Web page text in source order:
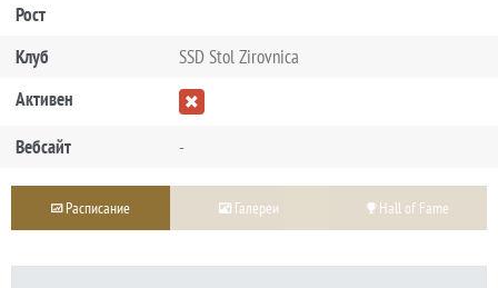
Рост
Клуб
SSD Stol Zirovnica
Активен
Вебсайт
-
Расписание Галереи Hall of Fame